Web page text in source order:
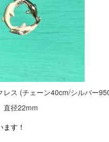
レス (チェーン40cm/シルバー
直径22mm
す！